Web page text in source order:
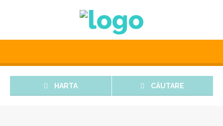
HARTA CĂUTARE